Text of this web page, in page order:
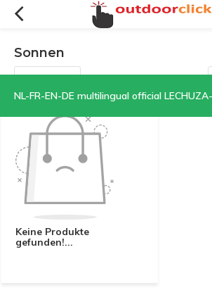
NL-FR-EN-DE multilingual official LECHUZA-BENELUX
Sonnen
Filter Sortieren nach:
Keine Produkte
gefunden!...